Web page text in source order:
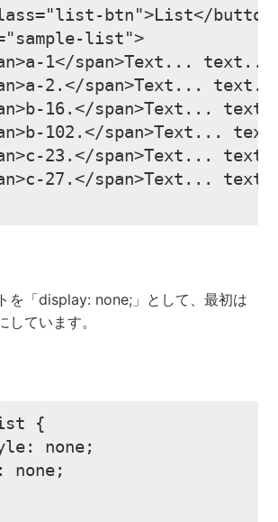
btn">List</
list">
1</span>Text...
2.</span>Text...
16.</span>Text...
102.</span>Text...
23.</span>Text...
27.</span>Text...
を「display: none;」として、最初は
しています。
{
none;
none;